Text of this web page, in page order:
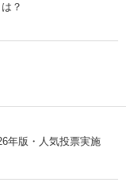
？
年版・人気投票実施